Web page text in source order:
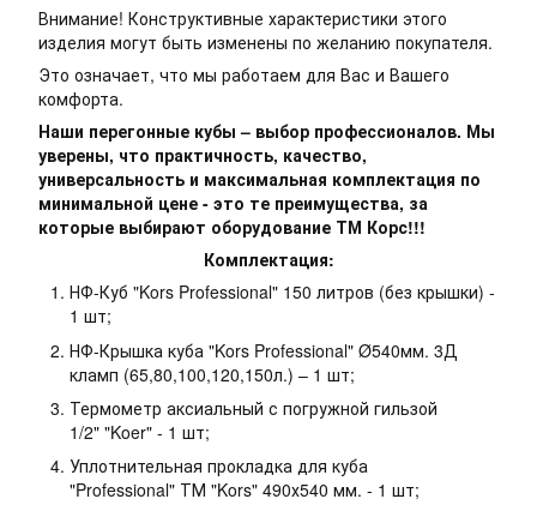
Внимание! Конструктивные характеристики этого
изделия могут быть изменены по желанию покупателя.
Это означает, что мы работаем для Вас и Вашего
комфорта.
Наши перегонные кубы – выбор профессионалов. Мы
уверены, что практичность, качество,
универсальность и максимальная комплектация по
минимальной цене - это те преимущества, за
которые выбирают оборудование ТМ Корс!!!
Комплектация:
НФ-Куб "Kors Professional" 150 литров (без крышки) -
1 шт;
НФ-Крышка куба "Kors Professional" Ø540мм. 3Д
кламп (65,80,100,120,150л.) – 1 шт;
Термометр аксиальный с погружной гильзой
1/2" "Koer" - 1 шт;
Уплотнительная прокладка для куба
"Professional" ТМ "Kors" 490х540 мм. - 1 шт;